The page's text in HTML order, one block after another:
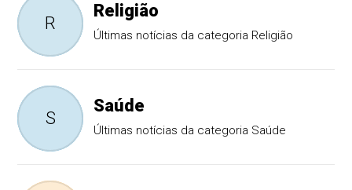
R
Religião
Últimas notícias da categoria Religião
S
Saúde
Últimas notícias da categoria Saúde